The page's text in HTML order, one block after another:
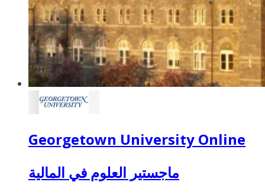
Georgetown University Online
ماجستير العلوم في المالية